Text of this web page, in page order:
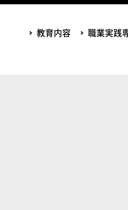
教育内容 職業実践